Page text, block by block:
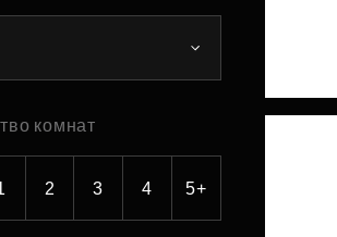
комнат
2 3 4 5+